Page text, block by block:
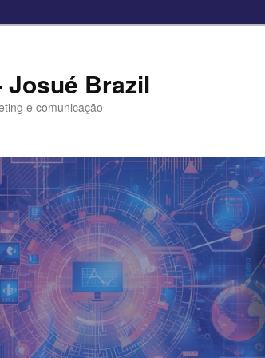
Josué Brazil
e comunicação